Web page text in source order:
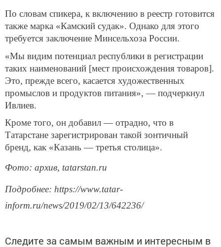
По словам спикера, к включению в реестр готовится
также марка «Камский судак». Однако для этого
требуется заключение Минсельхоза России.
«Мы видим потенциал республики в регистрации
таких наименований [мест происхождения товаров].
Это, прежде всего, касается художественных
промыслов и продуктов питания», — подчеркнул
Ивлиев.
Кроме того, он добавил — отрадно, что в
Татарстане зарегистрирован такой зонтичный
бренд, как «Казань — третья столица».
Фото: архив, tatarstan.ru
Подробнее: https://www.tatar-
inform.ru/news/2019/02/13/642236/
Следите за самым важным и интересным в